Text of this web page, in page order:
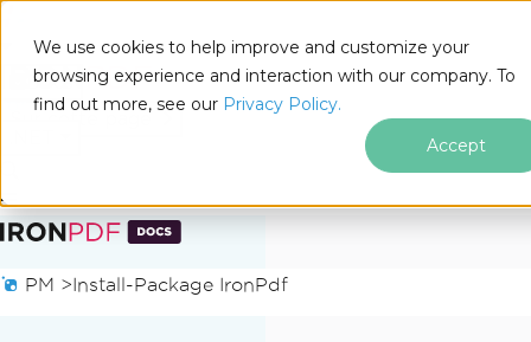
We use cookies to help improve and customize your
browsing experience and interaction with our company. To
find out more, see our Privacy Policy.
Accept
Passer au contenu du pied de page
Docs
Sur cette page
PM >Install-Package IronPdf